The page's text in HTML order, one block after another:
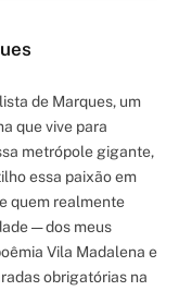
de Marques, um
que vive para
metrópole gigante,
essa paixão em
quem realmente
— dos meus
Vila Madalena e
obrigatórias na